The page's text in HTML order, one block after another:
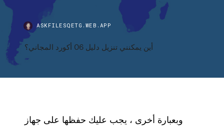
ASKFILESQETG.WEB.APP
أين يمكنني تنزيل دليل 06 أكورد المجاني؟
وبعبارة أخرى ، يجب عليك حفظها على جهاز